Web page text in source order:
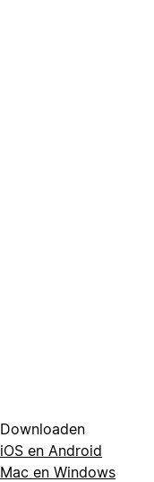
Downloaden
iOS en Android
Mac en Windows